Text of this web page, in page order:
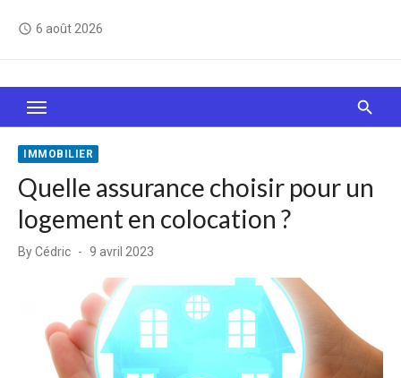
access_time 6 août 2026
Le Web, c'est comme une boîte de chocolats… On
sait jamais sur quoi on va tomber !
IMMOBILIER
Quelle assurance choisir pour un
logement en colocation ?
ByCédric
Posted
9 avril 2023